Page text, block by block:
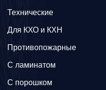
Технические
Для КХО и КХН
Противопожарные
С ламинатом
С порошком